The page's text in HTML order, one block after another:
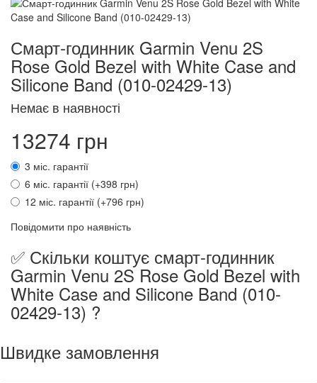
Смарт-годинник Garmin Venu 2S
Rose Gold Bezel with White Case and
Silicone Band (010-02429-13)
Немає в наявності
13274 грн
3 міс. гарантії
6 міс. гарантії (+398 грн)
12 міс. гарантії (+796 грн)
Повідомити про наявність
✅ Скільки коштує смарт-годинник
Garmin Venu 2S Rose Gold Bezel with
White Case and Silicone Band (010-
02429-13) ?
Швидке замовлення